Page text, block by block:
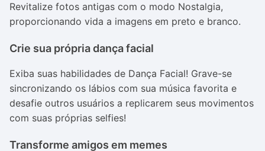
Revitalize fotos antigas com o modo Nostalgia,
proporcionando vida a imagens em preto e branco.
Crie sua própria dança facial
Exiba suas habilidades de Dança Facial! Grave-se
sincronizando os lábios com sua música favorita e
desafie outros usuários a replicarem seus movimentos
com suas próprias selfies!
Transforme amigos em memes